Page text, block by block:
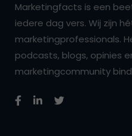
Marketingfacts is een
iedere dag vers. Wij zijn
marketingprofessionals.
podcasts, blogs, opinies
marketingcommunity